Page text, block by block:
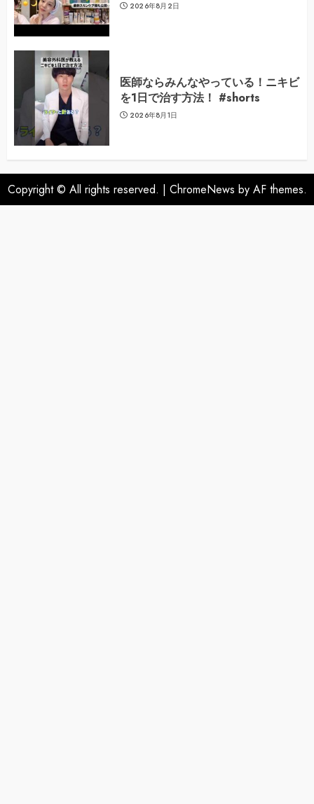
2026年8月2日
医師ならみんなやっている！ニキビ
を1日で治す方法！ #shorts
2026年8月1日
Copyright © All rights reserved. | ChromeNews by AF themes.